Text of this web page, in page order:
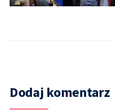
Dodaj komentarz